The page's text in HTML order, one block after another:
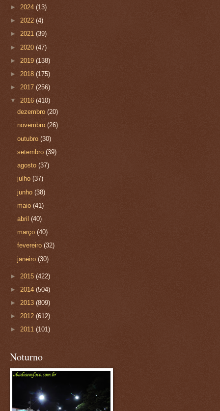
► 2024 (13)
► 2022 (4)
► 2021 (39)
► 2020 (47)
► 2019 (138)
► 2018 (175)
► 2017 (256)
▼ 2016 (410)
dezembro(20)
novembro(26)
outubro(30)
setembro(39)
agosto(37)
julho(37)
junho(38)
maio(41)
abril(40)
março(40)
fevereiro(32)
janeiro(30)
► 2015 (422)
► 2014 (504)
► 2013 (809)
► 2012 (612)
► 2011 (101)
Noturno